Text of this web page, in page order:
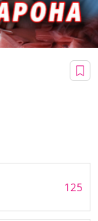
125